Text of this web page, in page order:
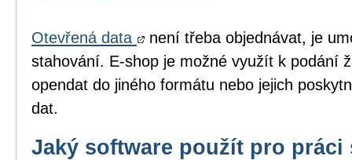
Otevřená data
není třeba objednávat, je
stahování. E-shop je možné využít k podání
opendat do jiného formátu nebo jejich
dat.
Jaký software použít pro práci